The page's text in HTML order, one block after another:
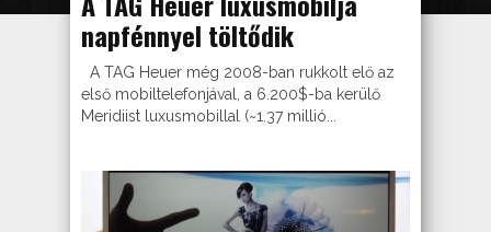
napfénnyel töltődik
A TAG Heuer még 2008-ban rukkolt elő az
első mobiltelefonjával, a 6.200$-ba kerülő
Meridiist luxusmobillal (~1.37 millió...